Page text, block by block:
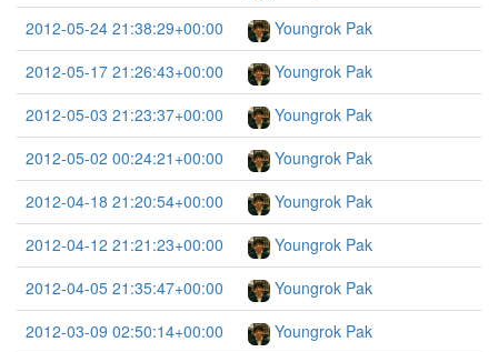
2012-05-24 21:38:29+00:00
Youngrok Pak
2012-05-17 21:26:43+00:00
Youngrok Pak
2012-05-03 21:23:37+00:00
Youngrok Pak
2012-05-02 00:24:21+00:00
Youngrok Pak
2012-04-18 21:20:54+00:00
Youngrok Pak
2012-04-12 21:21:23+00:00
Youngrok Pak
2012-04-05 21:35:47+00:00
Youngrok Pak
2012-03-09 02:50:14+00:00
Youngrok Pak